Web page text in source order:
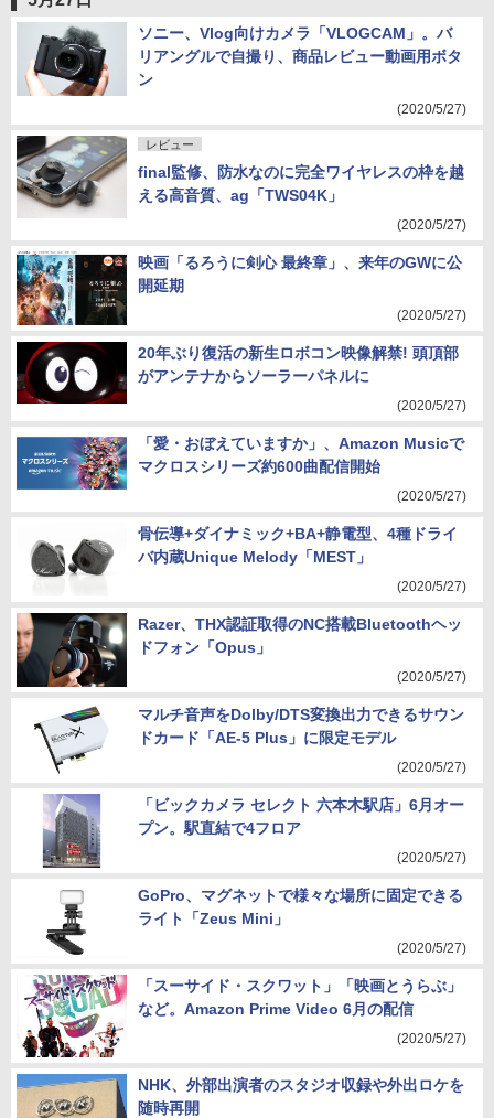
ソニー、Vlog向けカメラ「VLOGCAM」。バ
リアングルで自撮り、商品レビュー動画用ボタ
ン
(2020/5/27)
レビュー
final監修、防水なのに完全ワイヤレスの枠を越
える高音質、ag「TWS04K」
(2020/5/27)
映画「るろうに剣心 最終章」、来年のGWに公
開延期
(2020/5/27)
20年ぶり復活の新生ロボコン映像解禁! 頭頂部
がアンテナからソーラーパネルに
(2020/5/27)
「愛・おぼえていますか」、Amazon Musicで
マクロスシリーズ約600曲配信開始
(2020/5/27)
骨伝導+ダイナミック+BA+静電型、4種ドライ
バ内蔵Unique Melody「MEST」
(2020/5/27)
Razer、THX認証取得のNC搭載Bluetoothヘッ
ドフォン「Opus」
(2020/5/27)
マルチ音声をDolby/DTS変換出力できるサウン
ドカード「AE-5 Plus」に限定モデル
(2020/5/27)
「ビックカメラ セレクト 六本木駅店」6月オー
プン。駅直結で4フロア
(2020/5/27)
GoPro、マグネットで様々な場所に固定できる
ライト「Zeus Mini」
(2020/5/27)
「スーサイド・スクワット」「映画とうらぶ」
など。Amazon Prime Video 6月の配信
(2020/5/27)
NHK、外部出演者のスタジオ収録や外出ロケを
随時再開